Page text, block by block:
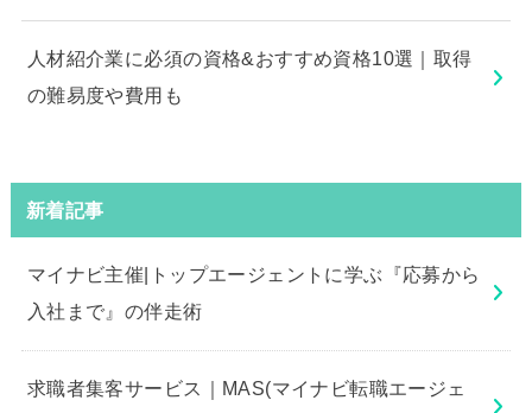
人材紹介業に必須の資格&おすすめ資格10選｜取得
の難易度や費用も
新着記事
マイナビ主催|トップエージェントに学ぶ『応募から
入社まで』の伴走術
求職者集客サービス｜MAS(マイナビ転職エージェ